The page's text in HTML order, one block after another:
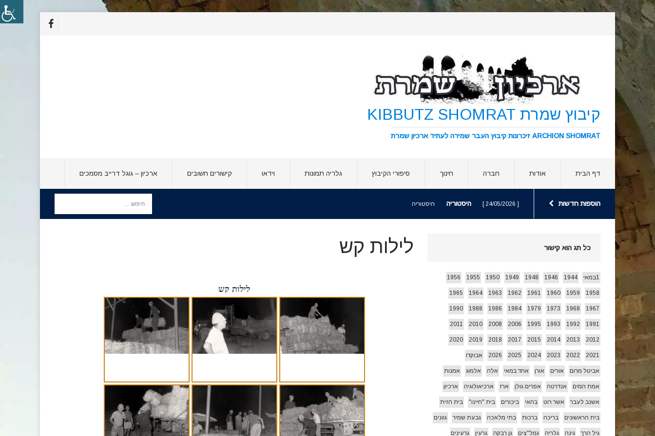
קיבוץ שמרת KIBBUTZ SHOMRAT
ARCHION SHOMRAT זיכרונות קיבוץ העבר שמירה לעתיד ארכיון שמרת
דף הבית אודות חברה חינוך סיפורי הקיבוץ גלריה תמונות וידאו קישורים חשובים ארכיון – גוגל דרייב מסמכים
הוספות חדשות [ 24/05/2026 ] היסטוריה היסטוריה
[ 26/07/2026 ] זרעי קיץ/ היי הג'יפ
לילות קש
לילות קש
כל תג הוא קישור
1במאי 1944
1946
1948
1949
1950
1955
1956
1958
1959
1960
1961
1962
1963
1964
1965
1967
1968
1973
1979
1984
1986
1988
1990
1991
1992
1993
1995
2006
2008
2010
2011
2012
2013
2014
2015
2017
2018
2019
2020
2021
2022
2023
2024
2025
2026 אבוקדו
אביטל מרום אורים אורן אחד במאי אלה אלמוג אמנות
אמת המים אנדרטה אפרים גולן ארז ארכיאולוגיה ארכיון
אשנב לעבר אשר רוט בהאי ביכורים בית "חיינו" בית הזית
בית הראשונים בריכה ברכות בתי מלאכה גבעת שמיר גוונים
גיל הרך גינה גלריה גמל"צים גן רבקה גרעין גרעינים